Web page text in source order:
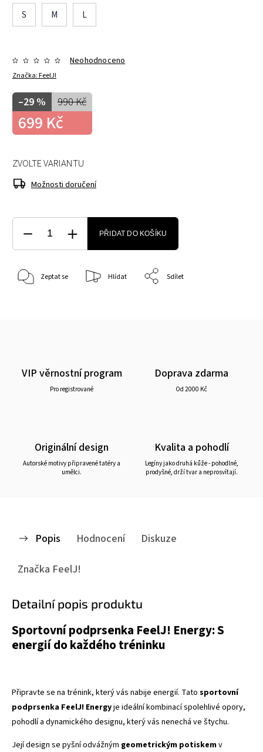
S
M L
Značka:FeelJ!
Neohodnoceno
990 Kč
–29 %
699 Kč
ZVOLTE VARIANTU
Možnosti doručení
PŘIDAT DO KOŠÍKU
Zeptat se Hlídat Sdílet
VIP věrnostní program
Pro registrované
Doprava zdarma
Od 2000 Kč
Originální design
Autorské motivy připravené tatéry a
umělci.
Kvalita a pohodlí
Legíny jako druhá kůže - pohodlné,
prodyšné, drží tvar a neprosvítají.
Popis Hodnocení
Diskuze
Značka FeelJ!
Detailní popis produktu
Sportovní podprsenka FeelJ! Energy: S
energií do každého tréninku
Připravte se na trénink, který vás nabije energií. Tato sportovní
podprsenka FeelJ! Energyje ideální kombinací spolehlivé opory,
pohodlí a dynamického designu, který vás nenechá ve štychu.
Její design se pyšní odvážným geometrickým potiskemv